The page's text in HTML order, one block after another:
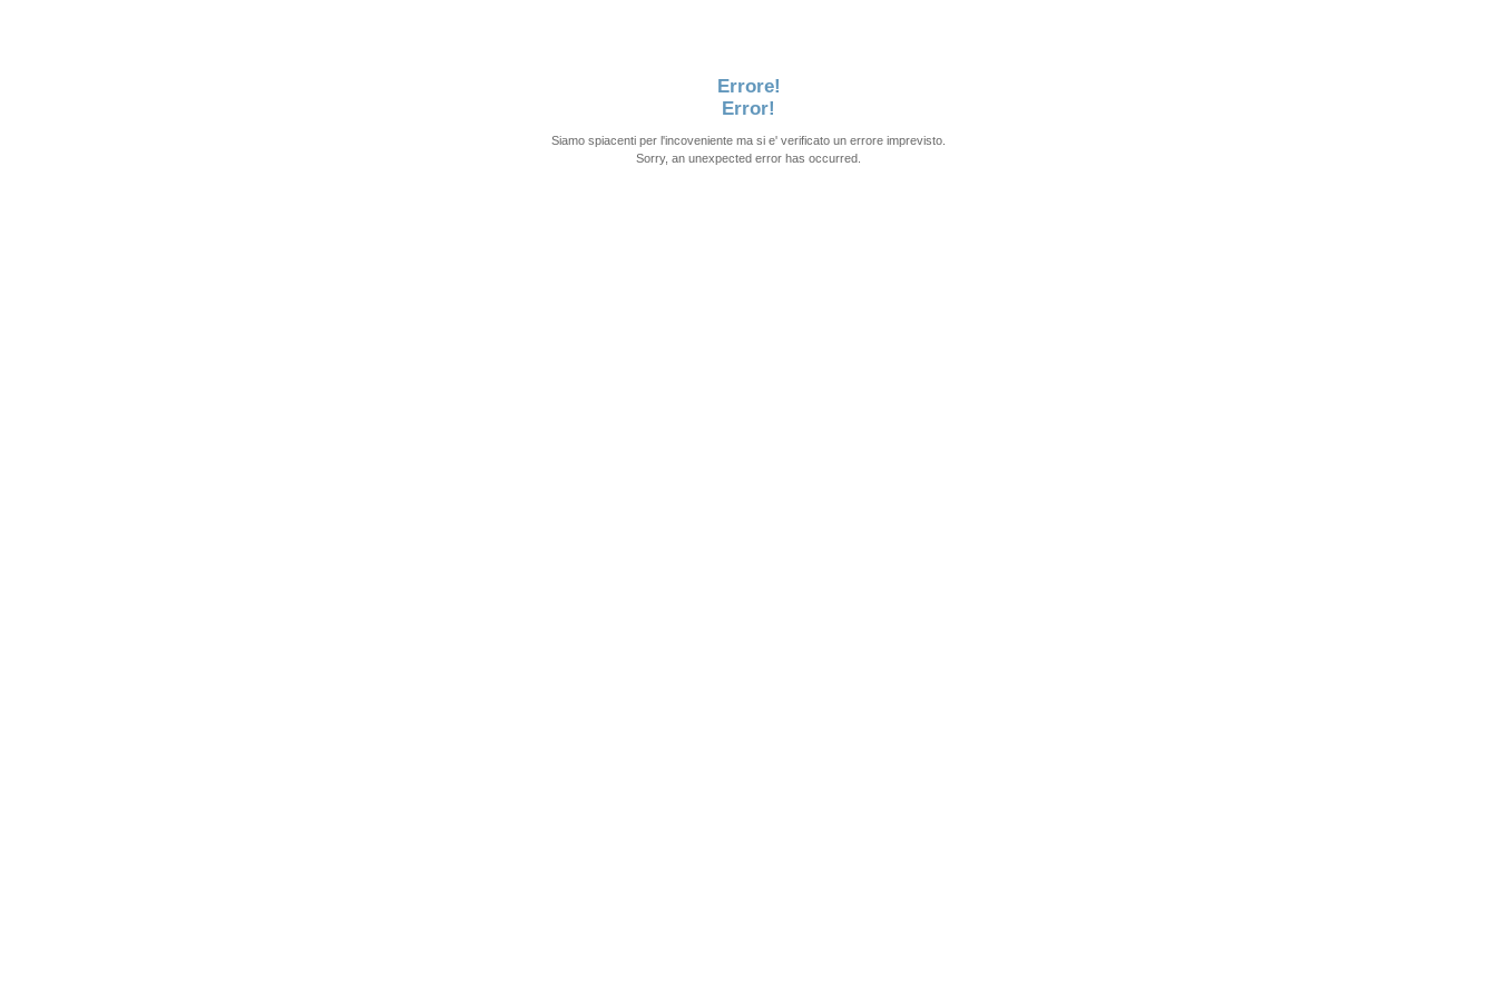
Errore!
Error!
Siamo spiacenti per l'incoveniente ma si e' verificato un errore imprevisto.
Sorry, an unexpected error has occurred.